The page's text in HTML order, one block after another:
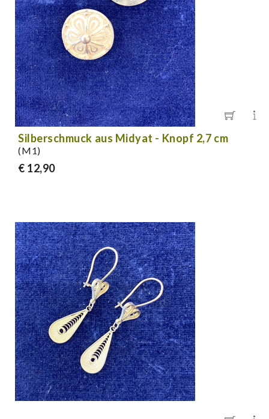
Silberschmuck aus Midyat - Knopf 2,7 cm
(M1)
€ 12,90